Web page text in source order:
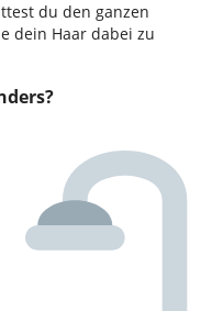
du den ganzen
dein Haar dabei zu